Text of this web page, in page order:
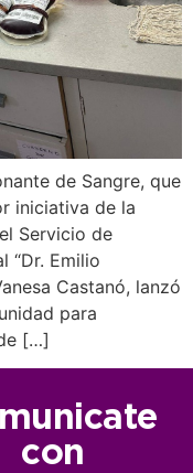
de Sangre, que
iniciativa de la
Servicio de
“Dr. Emilio
Castanó, lanzó
para
[…]
con